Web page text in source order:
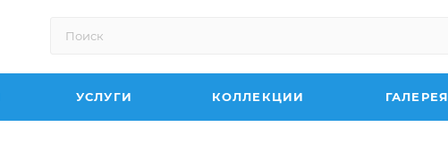
УСЛУГИ КОЛЛЕКЦИИ ГАЛЕРЕЯ